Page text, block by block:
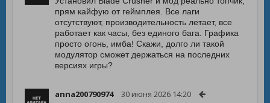
прям кайфую от геймплея. Все лаги
отсутствуют, производительность летает, все
работает как часы, без единого бага. Графика
просто огонь, имба! Скажи, долго ли такой
модулятор сможет держаться на последних
версиях игры?
anna200790974 30 июня 2026 14:20